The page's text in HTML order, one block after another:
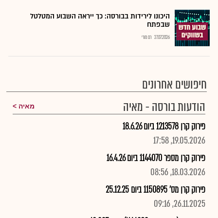
היכונו לירידות בבורסה: כך ייראה השבוע המטלטל
שבפתח
27.07.2026 רם מורי
חיפושים אחרונים
הודעות בורסה - מאיה
מאיה
פירוק קרן 1213578 ביום 18.6.26
19.05.2026, 17:58
פירוק קרן מספר 1144070 ביום 16.4.26
18.03.2026, 08:56
פירוק קרן מס' 1150895 ביום 25.12.25
26.11.2025, 09:16